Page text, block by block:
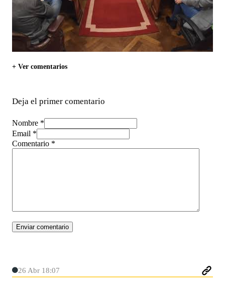
+ Ver comentarios
Deja el primer comentario
Nombre *
Email *
Comentario *
26 Abr 18:07